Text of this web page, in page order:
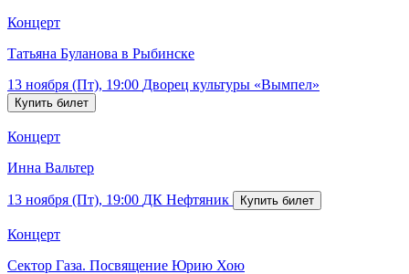
Концерт
Татьяна Буланова в Рыбинске
13 ноября (Пт), 19:00 Дворец культуры «Вымпел»
Концерт
Инна Вальтер
13 ноября (Пт), 19:00 ДК Нефтяник
Концерт
Сектор Газа. Посвящение Юрию Хою